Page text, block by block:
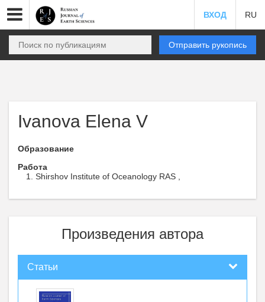
ВХОД RU
Отправить рукопись
Ivanova Elena V
Образование
Работа
Shirshov Institute of Oceanology RAS ,
Произведения автора
Статьи